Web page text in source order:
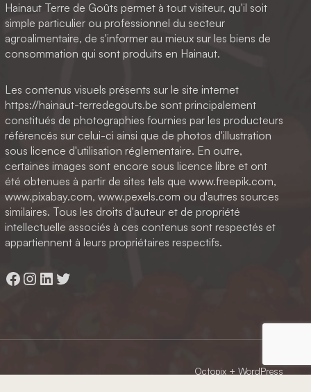
Hainaut Terre de Goûts permet à tout visiteur, qu'il soit
simple particulier ou professionnel du secteur
agroalimentaire, de s'informer au mieux sur les biens de
consommation qui sont produits en Hainaut.
Les contenus visuels présents sur le site internet
https://hainaut-terredegouts.be sont principalement
constitués de photographies fournies par les producteurs
référencés sur celui-ci ainsi que de photos d'illustration
sous licence d'utilisation réglementaire. En outre,
certaines images sont encore sous licence libre et ont
été obtenues à partir de sites tels que www.freepik.com,
www.pixabay.com, www.pexels.com ou d'autres sources
similaires. Tous les droits d'auteur et de propriété
intellectuelle associés à ces contenus sont respectés et
appartiennent à leurs propriétaires respectifs.
Facebook
Instagram
LinkedIn
Twitter
Octopix+ WordPress